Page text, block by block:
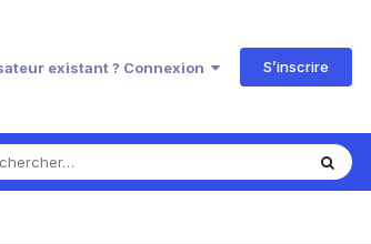
existant ? Connexion S’inscrire